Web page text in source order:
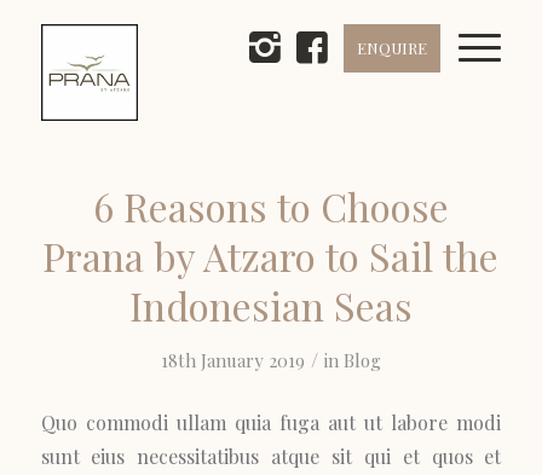
ENQUIRE
6 Reasons to Choose
Prana by Atzaro to Sail the
Indonesian Seas
18th January 2019 / in Blog
Quo commodi ullam quia fuga aut ut labore modi
sunt eius necessitatibus atque sit qui et quos et